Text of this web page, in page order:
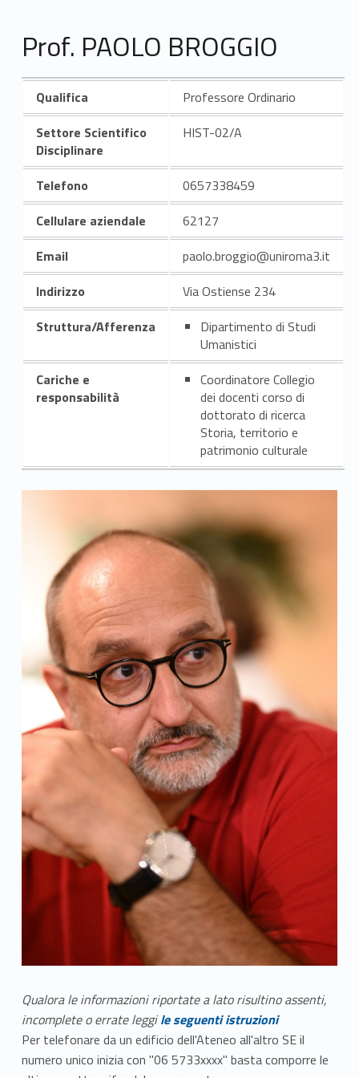
Prof. PAOLO BROGGIO
Qualifica
Professore Ordinario
Settore Scientifico
Disciplinare
HIST-02/A
Telefono
0657338459
Cellulare aziendale
62127
Email
paolo.broggio@uniroma3.it
Indirizzo
Via Ostiense 234
Struttura/Afferenza
Dipartimento di Studi
Umanistici
Cariche e
responsabilità
Coordinatore Collegio
dei docenti corso di
dottorato di ricerca
Storia, territorio e
patrimonio culturale
Qualora le informazioni riportate a lato risultino assenti,
incomplete o errate leggile seguenti istruzioni
Per telefonare da un edificio dell'Ateneo all'altro SE il
numero unico inizia con "06 5733xxxx" basta comporre le